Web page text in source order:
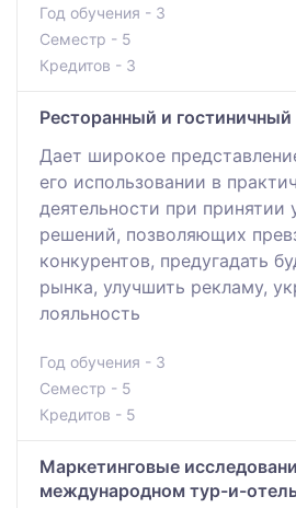
Год обучения - 3
Семестр - 5
Кредитов - 3
Ресторанный и гостиничный
Дает широкое
его использовании в
деятельности при принятии
решений, позволяющих
конкурентов, предугадать
рынка, улучшить рекламу,
лояльность
Год обучения - 3
Семестр - 5
Кредитов - 5
Маркетинговые
международном тур-и-